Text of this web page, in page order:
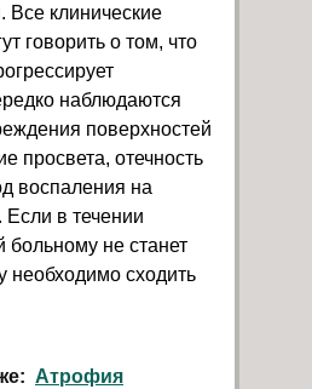
Все клинические
говорить о том, что
наблюдаются
поверхностей
просвета, отечность
воспаления на
Если в течении
больному не станет
необходимо сходить
Атрофия